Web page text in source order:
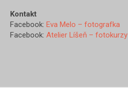
Kontakt
Facebook: Eva Melo – fotografka
Facebook: Atelier Líšeň – fotokurzy